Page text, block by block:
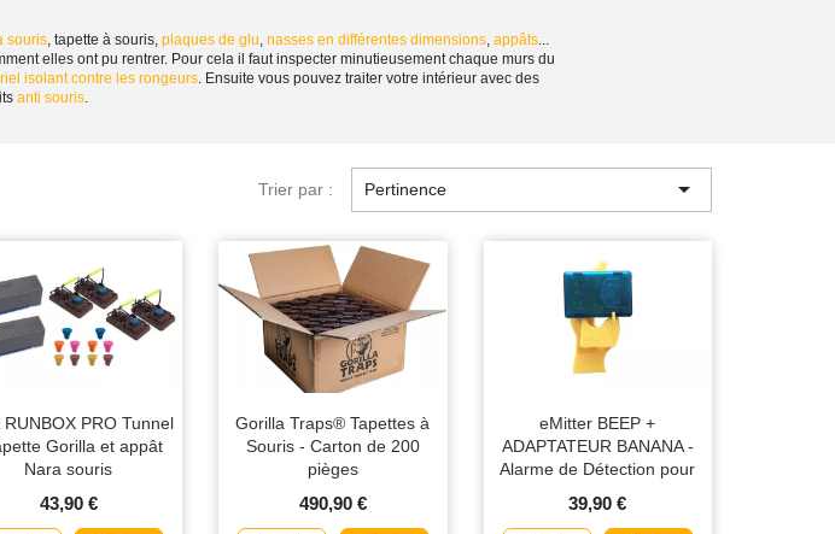
souris, tapette à souris, plaques de glu, nasses en différentes dimensions, appâts...
elles ont pu rentrer. Pour cela il faut inspecter minutieusement chaque murs du
isolant contre les rongeurs. Ensuite vous pouvez traiter votre intérieur avec des
anti souris.
Trier par : Pertinence 
RUNBOX PRO Tunnel
Gorilla et appât
Nara souris
43,90 €
Gorilla Traps® Tapettes à
Souris - Carton de 200
pièges
490,90 €
eMitter BEEP +
ADAPTATEUR BANANA -
Alarme de Détection pour
39,90 €